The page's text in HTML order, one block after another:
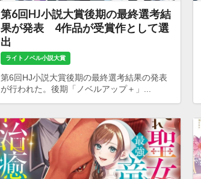
第6回HJ小説大賞後期の最終選考結
果が発表 4作品が受賞作として選
出
ライトノベル小説大賞
第6回HJ小説大賞後期の最終選考結果の発表
が行われた。後期「ノベルアップ＋」...